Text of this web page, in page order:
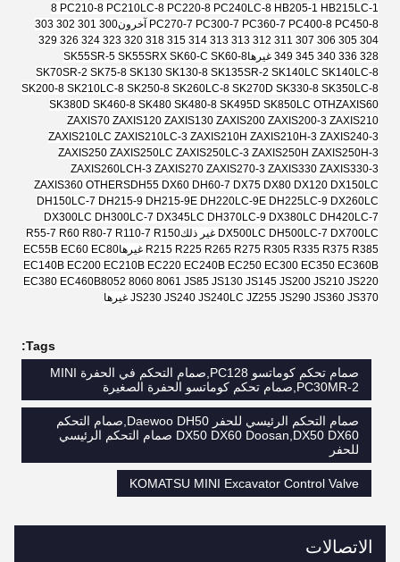
8 PC210-8 PC210LC-8 PC220-8 PC240LC-8 HB205-1 HB215LC-1
PC270-7 PC300-7 PC360-7 PC400-8 PC450-8 آخرون
300 301 302 303
304 305 306 307 311 312 313 313 314 315 318 320 323 324 326 329
328 336 340 345 349 غيرها
SK55SR-5 SK55SRX SK60-C SK60-8
SK70SR-2 SK75-8 SK130 SK130-8 SK135SR-2 SK140LC SK140LC-8
SK200-8 SK210LC-8 SK250-8 SK260LC-8 SK270D SK330-8 SK350LC-8
SK380D SK460-8 SK480 SK480-8 SK495D SK850LC OTHZAXIS60
ZAXIS70 ZAXIS120 ZAXIS130 ZAXIS200 ZAXIS200-3 ZAXIS210
ZAXIS210LC ZAXIS210LC-3 ZAXIS210H ZAXIS210H-3 ZAXIS240-3
ZAXIS250 ZAXIS250LC ZAXIS250LC-3 ZAXIS250H ZAXIS250H-3
ZAXIS260LCH-3 ZAXIS270 ZAXIS270-3 ZAXIS330 ZAXIS330-3
ZAXIS360 OTHERSDH55 DX60 DH60-7 DX75 DX80 DX120 DX150LC
DH150LC-7 DH215-9 DH215-9E DH220LC-9E DH225LC-9 DX260LC
DX300LC DH300LC-7 DX345LC DH370LC-9 DX380LC DH420LC-7
DX500LC DH500LC-7 DX700LC غير ذلك
R55-7 R60 R80-7 R110-7 R150
R215 R225 R265 R275 R305 R335 R375 R385 غيرها
EC55B EC60 EC80
EC140B EC200 EC210B EC220 EC240B EC250 EC300 EC350 EC360B
EC380 EC460B8052 8060 8061 JS85 JS130 JS145 JS200 JS210 JS220
JS230 JS240 JS240LC JZ255 JS290 JS360 JS370 غيرها
Tags:
صمام تحكم كوماتسو PC128,صمام التحكم في الحفرة MINI
PC30MR-2,صمام تحكم كوماتسو الحفرة الصغيرة
صمام التحكم الرئيسي للحفر Daewoo DH50,صمام التحكم
DX50 DX60 Doosan,DX50 DX60 صمام التحكم الرئيسي
للحفر
KOMATSU MINI Excavator Control Valve
الاتصالات